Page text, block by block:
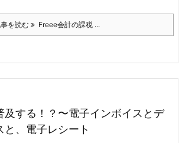
を読む Freee会計の課税 ...
及する！？〜電子インボイスとデ
と、電子レシート